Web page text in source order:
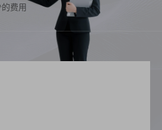
费用